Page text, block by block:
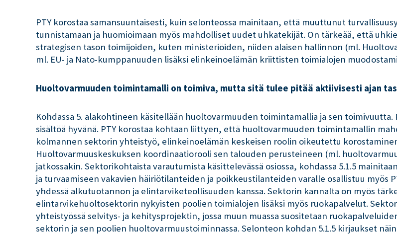
PTY korostaa samansuuntaisesti, kuin selonteossa mainitaan, että muuttunut
tunnistamaan ja huomioimaan myös mahdolliset uudet uhkatekijät. On tärkeää, että
strategisen tason toimijoiden, kuten ministeriöiden, niiden alaisen hallinnon (ml.
ml. EU- ja Nato-kumppanuuden lisäksi elinkeinoelämän kriittisten toimialojen
Huoltovarmuuden toimintamalli on toimiva, mutta sitä tulee pitää aktiivisesti ajan
Kohdassa 5. alakohtineen käsitellään huoltovarmuuden toimintamallia ja sen toimivuutta.
sisältöä hyvänä. PTY korostaa kohtaan liittyen, että huoltovarmuuden toimintamallin
kolmannen sektorin yhteistyö, elinkeinoelämän keskeisen roolin oikeutettu
Huoltovarmuuskeskuksen koordinaatiorooli sen talouden perusteineen (ml.
jatkossakin. Sektorikohtaista varautumista käsittelevässä osiossa, kohdassa 5.1.5
ja turvaamiseen vakavien häiriötilanteiden ja poikkeustilanteiden varalle osallistuu myös
yhdessä alkutuotannon ja elintarviketeollisuuden kanssa. Sektorin kannalta on myös
elintarvikehuoltosektorin nykyisten poolien toimialojen lisäksi myös ruokapalvelut.
yhteistyössä selvitys- ja kehitysprojektin, jossa muun muassa suositetaan
sektorin ja sen poolien huoltovarmuustoiminnassa. Selonteon kohdan 5.1.5 kirjaukset